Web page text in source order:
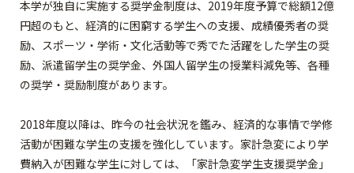
本学が独自に実施する奨学金制度は、2019年度予算で総額12億
円超のもと、経済的に困窮する学生への支援、成績優秀者の奨
励、スポーツ・学術・文化活動等で秀でた活躍をした学生の奨
励、派遣留学生の奨学金、外国人留学生の授業料減免等、各種
の奨学・奨励制度があります。
2018年度以降は、昨今の社会状況を鑑み、経済的な事情で学修
活動が困難な学生の支援を強化しています。家計急変により学
費納入が困難な学生に対しては、「家計急変学生支援奨学金」